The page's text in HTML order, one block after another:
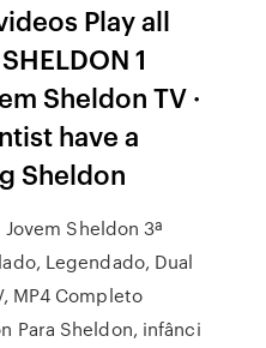
Play all
1
Sheldon TV ·
have a
Sheldon
Jovem Sheldon 3ª
Legendado, Dual
MP4 Completo
Para Sheldon, infânci